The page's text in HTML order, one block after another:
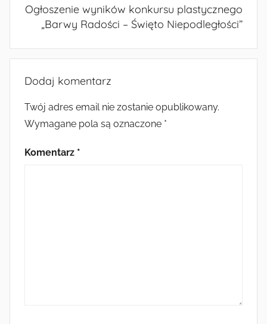
Ogłoszenie wyników konkursu plastycznego
„Barwy Radości – Święto Niepodległości”
Dodaj komentarz
Twój adres email nie zostanie opublikowany.
Wymagane pola są oznaczone *
Komentarz *